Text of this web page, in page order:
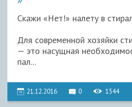
Скажи «Нет!» налету в
Для современной хозяйки
— это насущная
пал...
21.12.2016 0 1544